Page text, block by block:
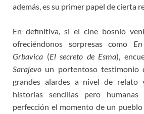
además, es su primer papel de cierta
En definitiva, si el cine bosnio
ofreciéndonos sorpresas como
Grbavica (El secreto de Esma),
Sarajevo un portentoso testimonio
grandes alardes a nivel de relato
historias sencillas pero
perfección el momento de un